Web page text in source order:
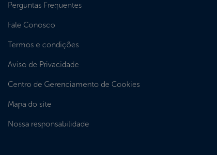
Perguntas Frequentes
Fale Conosco
Termos e condições
Aviso de Privacidade
Centro de Gerenciamento de Cookies
Mapa do site
Nossa responsabilidade